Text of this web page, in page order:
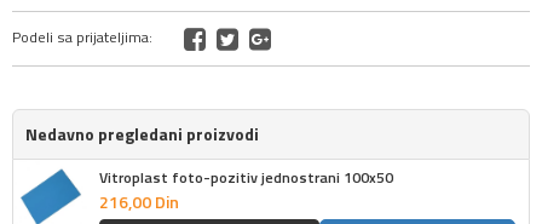
Podeli sa prijateljima:
Nedavno pregledani proizvodi
Vitroplast foto-pozitiv jednostrani 100x50
216,00Din